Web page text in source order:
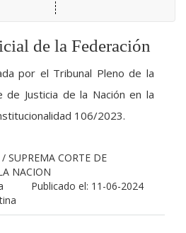
de la Federación
por el Tribunal Pleno de la
de Justicia de la Nación en la
106/2023.
/ SUPREMA CORTE DE
NACION
Publicado el: 11-06-2024